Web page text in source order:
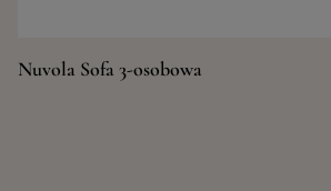
Nuvola Sofa 3-osobowa